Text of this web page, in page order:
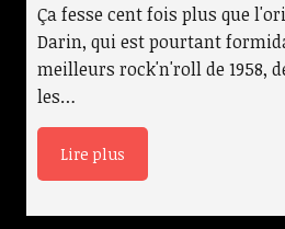
Ça fesse cent fois plus que
Darin, qui est pourtant
meilleurs rock'n'roll de 1958,
les…
Lire plus